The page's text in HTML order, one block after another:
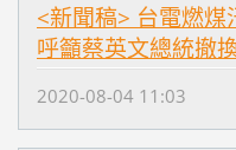
<新聞稿> 台電燃
呼籲蔡英文總統撤
2020-08-04 11:03